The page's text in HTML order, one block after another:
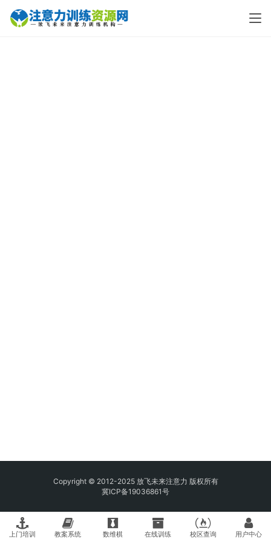
Copyright © 2012-2025 放飞未来注意力 版权所有
冀ICP备19036861号
上门培训 教案系统 数维棋 在线训练 校区查询 用户中心